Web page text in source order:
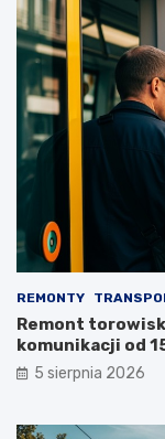
REMONTY
Remont
komunikacji od
5 sierpnia 2026